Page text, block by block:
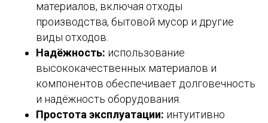
материалов, включая отходы
производства, бытовой мусор и другие
виды отходов.
Надёжность: использование
высококачественных материалов и
компонентов обеспечивает долговечность
и надёжность оборудования.
Простота эксплуатации: интуитивно